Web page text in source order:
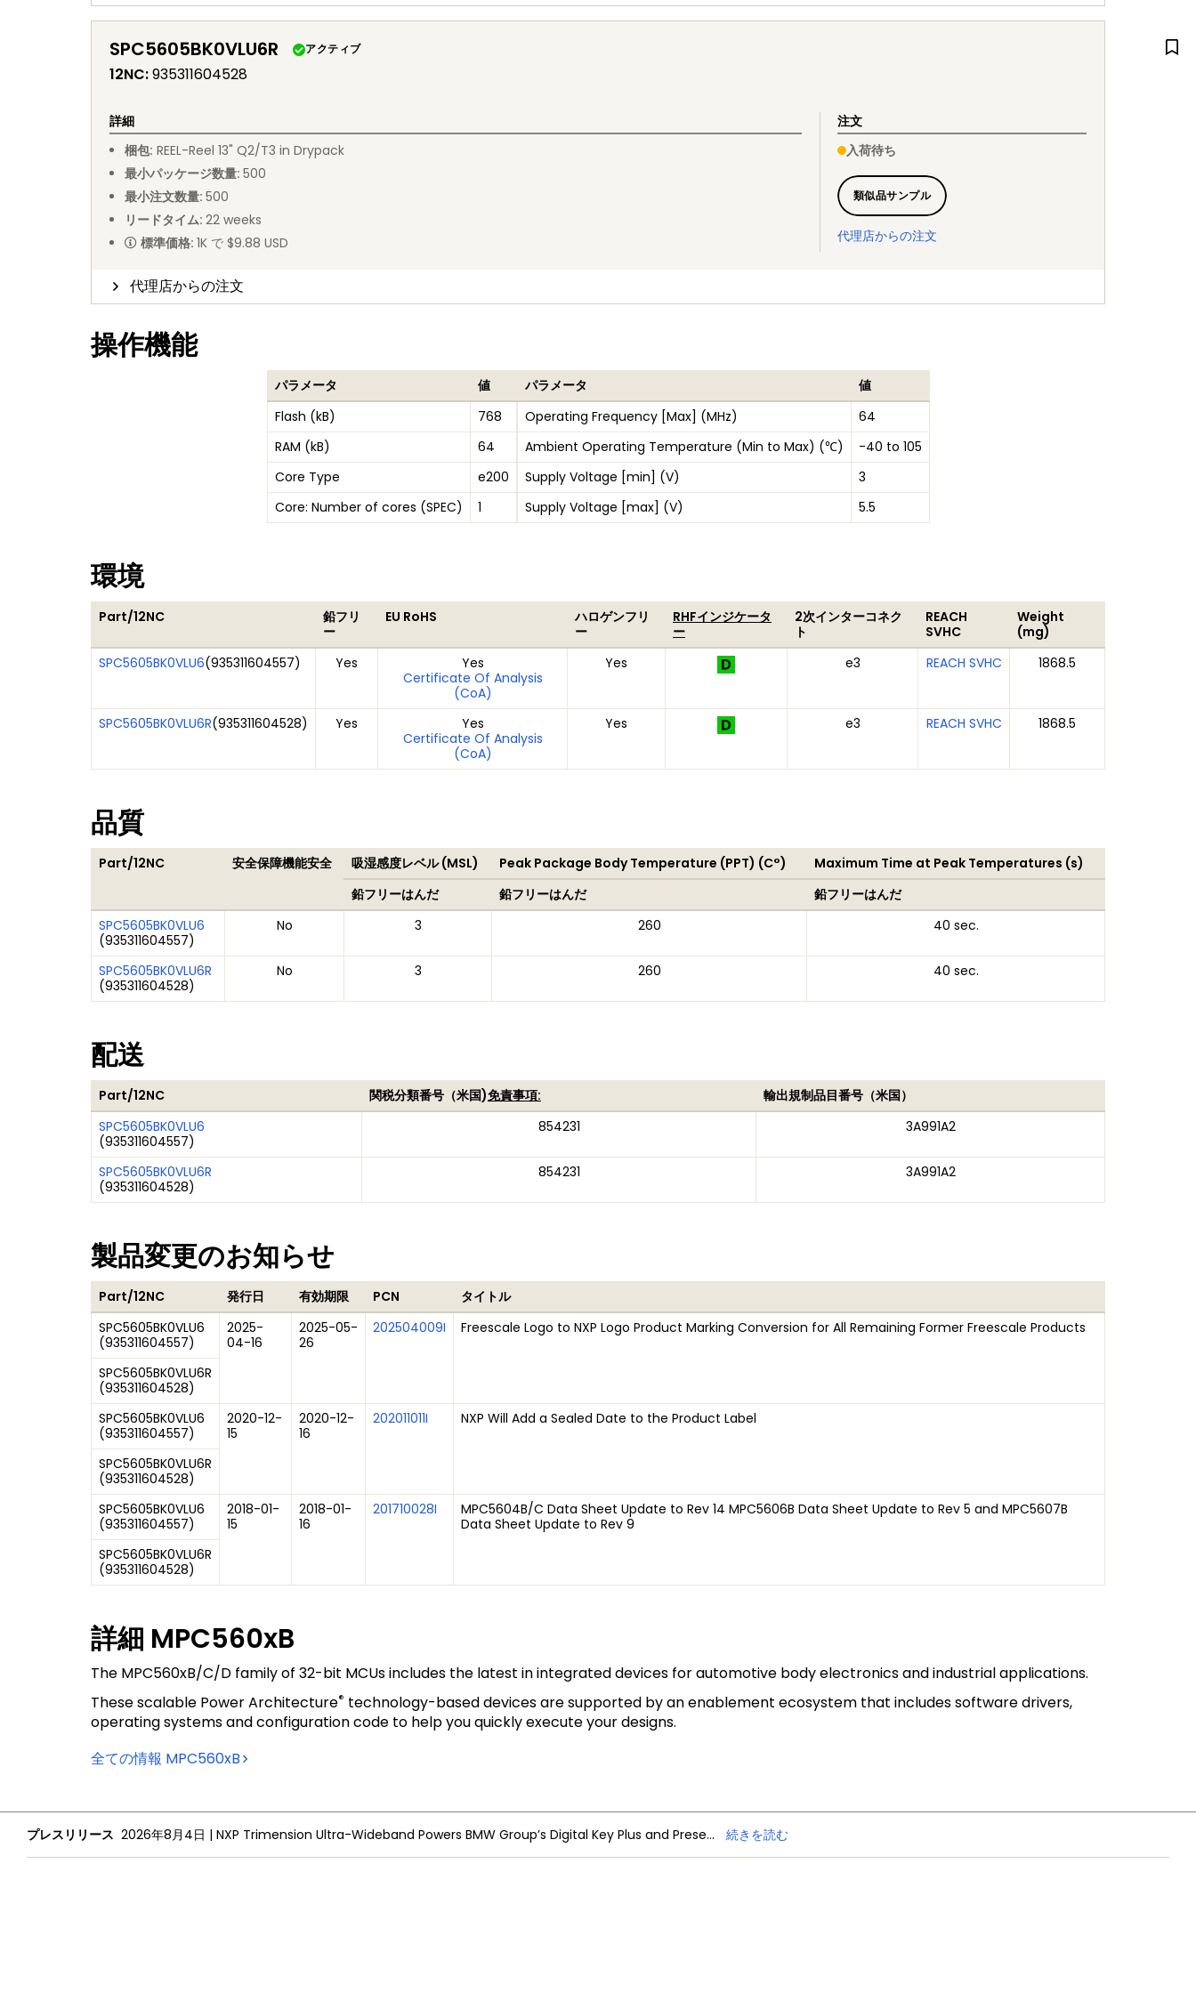
SPC5605BK0VLU6R アクティブ
12NC:935311604528
詳細
梱包: REEL-Reel 13" Q2/T3 in Drypack
最小パッケージ数量: 500
最小注文数量: 500
リードタイム: 22 weeks
標準価格: 1K で $9.88 USD
注文
入荷待ち
類似品サンプル
代理店からの注文
代理店からの注文
操作機能
パラメータ
値
Flash (kB)
768
RAM (kB)
64
Core Type
e200
Core: Number of cores (SPEC)
1
パラメータ
値
Operating Frequency [Max] (MHz)
64
Ambient Operating Temperature (Min to Max) (℃)
-40 to 105
Supply Voltage [min] (V)
3
Supply Voltage [max] (V)
5.5
環境
Part/12NC
鉛フリ
ー
EU RoHS
ハロゲンフリ
ー
RHFインジケータ
ー
2次インターコネク
ト
REACH
SVHC
Weight
(mg)
SPC5605BK0VLU6(935311604557) Yes
Yes
Certificate Of Analysis
(CoA)
Yes e3 REACH SVHC 1868.5
SPC5605BK0VLU6R(935311604528) Yes
Yes
Certificate Of Analysis
(CoA)
Yes e3 REACH SVHC 1868.5
品質
Part/12NC 安全保障機能安全 吸湿感度レベル (MSL) Peak Package Body Temperature (PPT) (C°)
Maximum Time at Peak Temperatures (s)
鉛フリーはんだ
鉛フリーはんだ
鉛フリーはんだ
SPC5605BK0VLU6
(935311604557)
No 3 260 40 sec.
SPC5605BK0VLU6R
(935311604528)
No 3 260 40 sec.
配送
Part/12NC 関税分類番号（米国)免責事項:
輸出規制品目番号（米国）
SPC5605BK0VLU6
(935311604557)
854231 3A991A2
SPC5605BK0VLU6R
(935311604528)
854231 3A991A2
製品変更のお知らせ
Part/12NC 発行日 有効期限 PCN
タイトル
SPC5605BK0VLU6
(935311604557)
2025-
04-16
2025-05-
26
202504009I Freescale Logo to NXP Logo Product Marking Conversion for All Remaining Former Freescale Products
SPC5605BK0VLU6R
(935311604528)
SPC5605BK0VLU6
(935311604557)
2020-12-
15
2020-12-
16
202011011I NXP Will Add a Sealed Date to the Product Label
SPC5605BK0VLU6R
(935311604528)
SPC5605BK0VLU6
(935311604557)
2018-01-
15
2018-01-
16
201710028I
MPC5604B/C Data Sheet Update to Rev 14 MPC5606B Data Sheet Update to Rev 5 and MPC5607B
Data Sheet Update to Rev 9
SPC5605BK0VLU6R
(935311604528)
詳細 MPC560xB
The MPC560xB/C/D family of 32-bit MCUs includes the latest in integrated devices for automotive body electronics and industrial applications.
These scalable Power Architecture® technology-based devices are supported by an enablement ecosystem that includes software drivers,
operating systems and configuration code to help you quickly execute your designs.
全ての情報 MPC560xB
プレスリリース 2026年8月4日 | NXP Trimension Ultra-Wideband Powers BMW Group’s Digital Key Plus and Presence Detection 続きを読む